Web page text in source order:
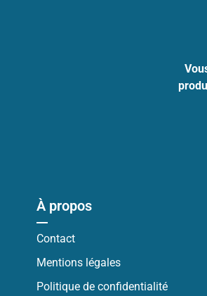
À propos
Contact
Mentions légales
Politique de confidentialité